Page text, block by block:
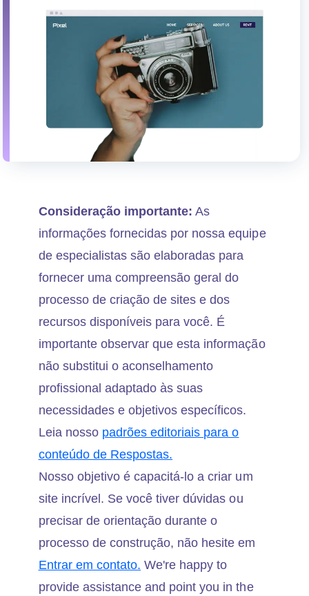
Consideração importante: As
informações fornecidas por nossa equipe
de especialistas são elaboradas para
fornecer uma compreensão geral do
processo de criação de sites e dos
recursos disponíveis para você. É
importante observar que esta informação
não substitui o aconselhamento
profissional adaptado às suas
necessidades e objetivos específicos.
Leia nosso padrões editoriais para o
conteúdo de Respostas.
Nosso objetivo é capacitá-lo a criar um
site incrível. Se você tiver dúvidas ou
precisar de orientação durante o
processo de construção, não hesite em
Entrar em contato. We're happy to
provide assistance and point you in the